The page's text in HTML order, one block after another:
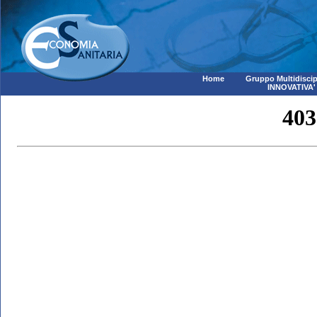
Home
Gruppo
INNOVATIVA'